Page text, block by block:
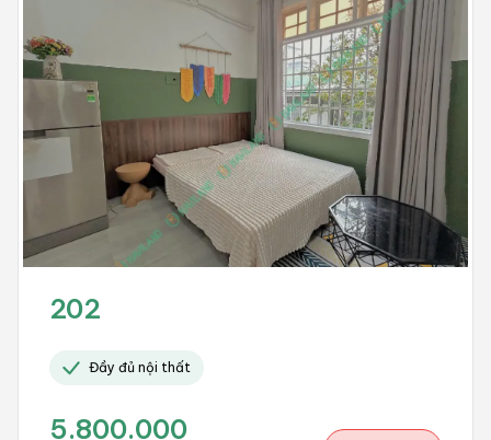
202
Đầy đủ nội thất
5.800.000